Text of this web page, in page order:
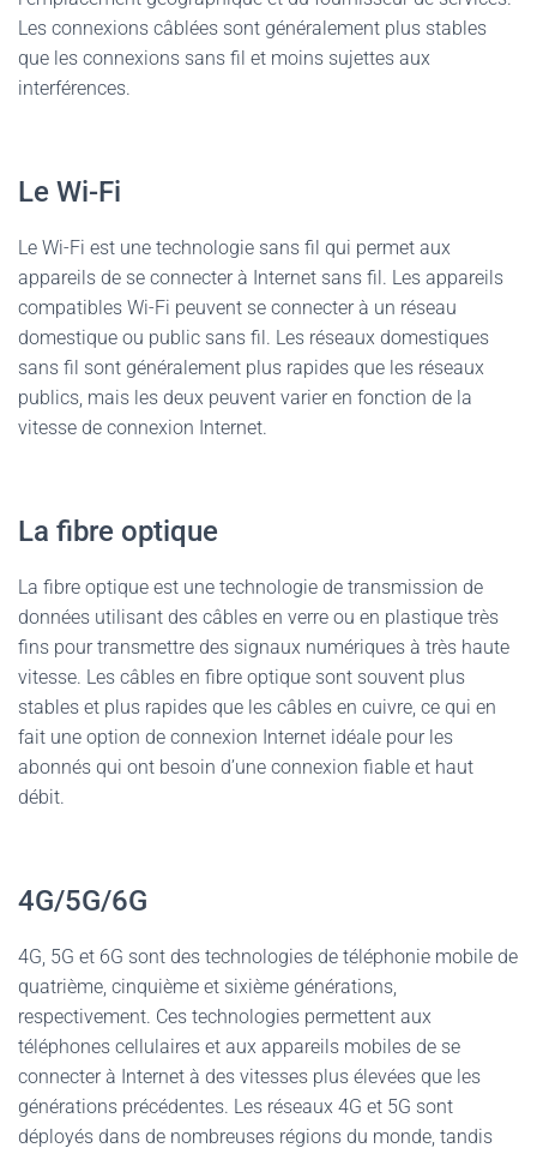
Les connexions câblées sont généralement plus stables
que les connexions sans fil et moins sujettes aux
interférences.
Le Wi-Fi
Le Wi-Fi est une technologie sans fil qui permet aux
appareils de se connecter à Internet sans fil. Les appareils
compatibles Wi-Fi peuvent se connecter à un réseau
domestique ou public sans fil. Les réseaux domestiques
sans fil sont généralement plus rapides que les réseaux
publics, mais les deux peuvent varier en fonction de la
vitesse de connexion Internet.
La fibre optique
La fibre optique est une technologie de transmission de
données utilisant des câbles en verre ou en plastique très
fins pour transmettre des signaux numériques à très haute
vitesse. Les câbles en fibre optique sont souvent plus
stables et plus rapides que les câbles en cuivre, ce qui en
fait une option de connexion Internet idéale pour les
abonnés qui ont besoin d’une connexion fiable et haut
débit.
4G/5G/6G
4G, 5G et 6G sont des technologies de téléphonie mobile de
quatrième, cinquième et sixième générations,
respectivement. Ces technologies permettent aux
téléphones cellulaires et aux appareils mobiles de se
connecter à Internet à des vitesses plus élevées que les
générations précédentes. Les réseaux 4G et 5G sont
déployés dans de nombreuses régions du monde, tandis